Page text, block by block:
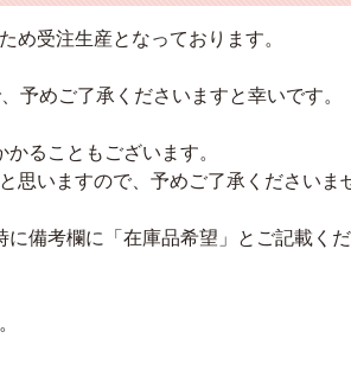
受注生産となっております。
予めご了承くださいますと幸いです。
ることもございます。
いますので、予めご了承くださいま
備考欄に「在庫品希望」とご記載く